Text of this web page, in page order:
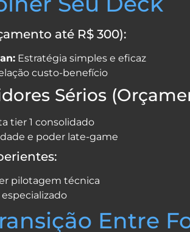
até R$ 300):
Estratégia simples e eficaz
custo-benefício
Sérios
tier 1 consolidado
e poder late-game
pilotagem técnica
Entre